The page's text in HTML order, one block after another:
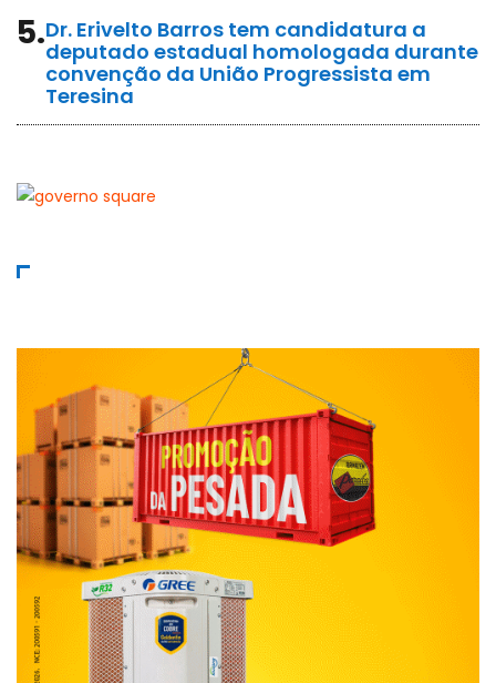
5.Dr. Erivelto Barros tem candidatura a
deputado estadual homologada durante
convenção da União Progressista em
Teresina